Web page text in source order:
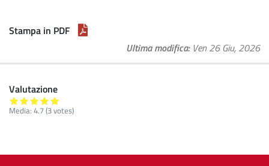
Stampa in PDF
Ultima modifica Ven 26 Giu, 2026
Valutazione
Media: 4.7(3votes)